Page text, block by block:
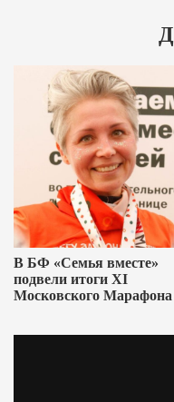
В БФ «Семья вместе»
подвели итоги XI
Московского Марафона